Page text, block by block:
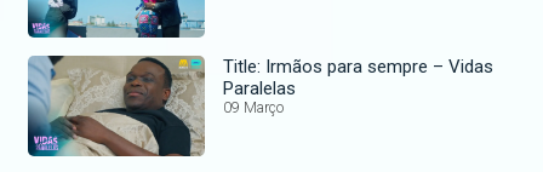
Title: Irmãos para sempre – Vidas
Paralelas
09 Março